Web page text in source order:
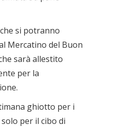
si potranno
Mercatino del Buon
sarà allestito
per la
ghiotto per i
per il cibo di